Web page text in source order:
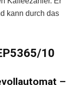
kann durch das
10
–